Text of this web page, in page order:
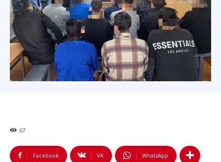
67
Facebook VK WhatsApp